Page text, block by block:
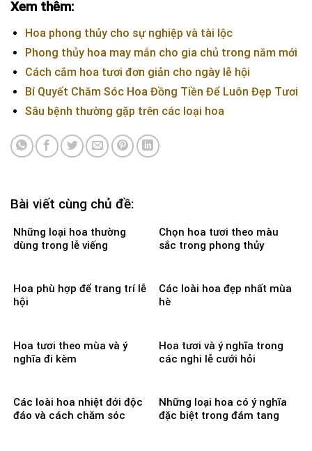
Xem thêm:
Hoa phong thủy cho sự nghiệp và tài lộc
Phong thủy hoa may mắn cho gia chủ trong năm mới
Cách cắm hoa tươi đơn giản cho ngày lễ hội
Bí Quyết Chăm Sóc Hoa Đồng Tiền Để Luôn Đẹp Tươi
Sâu bệnh thường gặp trên các loại hoa
Bài viết cùng chủ đề:
Những loại hoa thường
dùng trong lễ viếng
Chọn hoa tươi theo màu
sắc trong phong thủy
Hoa phù hợp để trang trí lễ
hội
Các loài hoa đẹp nhất mùa
hè
Hoa tươi theo mùa và ý
nghĩa đi kèm
Hoa tươi và ý nghĩa trong
các nghi lễ cưới hỏi
Các loài hoa nhiệt đới độc
đáo và cách chăm sóc
Những loại hoa có ý nghĩa
đặc biệt trong đám tang